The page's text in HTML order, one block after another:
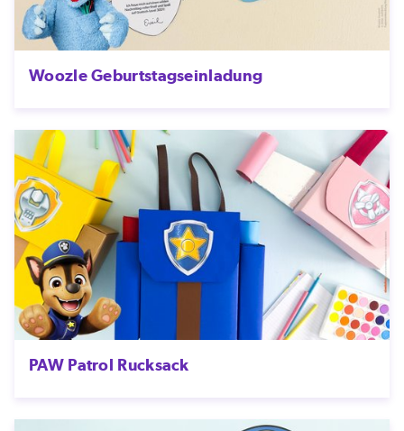
Woozle Geburtstagseinladung
PAW Patrol Rucksack